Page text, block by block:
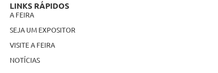
LINKS RÁPIDOS
A FEIRA
SEJA UM EXPOSITOR
VISITE A FEIRA
NOTÍCIAS